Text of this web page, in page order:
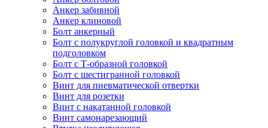
Анкер забивной
Анкер клиновой
Болт анкерный
Болт с полукруглой головкой и квадратным
подголовком
Болт с Т-образной головкой
Болт с шестигранной головкой
Винт для пневматической отвертки
Винт для розетки
Винт с накатанной головкой
Винт самонарезающий